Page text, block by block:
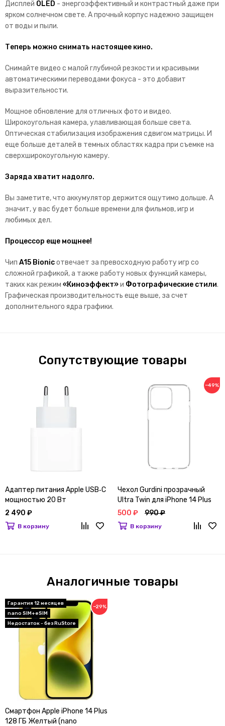
Дисплей OLED - энергоэффективный и контрастный даже при
ярком солнечном свете. А прочный корпус надежно защищен
от воды и пыли.
Теперь можно снимать настоящее кино.
Снимайте видео с малой глубиной резкости и красивыми
автоматическими переводами фокуса - это добавит
выразительности.
Мощное обновление для отличных фото и видео.
Широкоугольная камера, улавливающая больше света.
Оптическая стабилизация изображения сдвигом матрицы. И
еще больше деталей в темных областях кадра при съемке на
сверхширокоугольную камеру.
Заряда хватит надолго.
Вы заметите, что аккумулятор держится ощутимо дольше. А
значит, у вас будет больше времени для фильмов, игр и
любимых дел.
Процессор еще мощнее!
Чип A15 Bionicотвечает за превосходную работу игр со
сложной графикой, а также работу новых функций камеры,
таких как режим «Киноэффект»и Фотогра­фические стили.
Графическая производительность еще выше, за счет
дополнительного ядра графики.
Сопутствующие товары
Адаптер питания Apple USB‑C
мощностью 20 Вт
2 490 ₽
В корзину
−49%
Чехол Gurdini прозрачный
Ultra Twin для iPhone 14 Plus
500 ₽
990 ₽
В корзину
Аналогичные товары
Гарантия 12 месяцев
nano SIM+eSIM
Недостаток - без RuStore
−29%
Смартфон Apple iPhone 14 Plus
128 ГБ Желтый (nano